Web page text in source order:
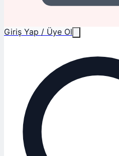
Giriş Yap / Üye Ol